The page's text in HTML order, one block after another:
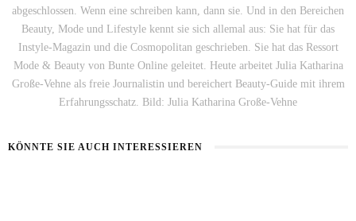
abgeschlossen. Wenn eine schreiben kann, dann sie. Und in den Bereichen
Beauty, Mode und Lifestyle kennt sie sich allemal aus: Sie hat für das
Instyle-Magazin und die Cosmopolitan geschrieben. Sie hat das Ressort
Mode & Beauty von Bunte Online geleitet. Heute arbeitet Julia Katharina
Große-Vehne als freie Journalistin und bereichert Beauty-Guide mit ihrem
Erfahrungsschatz. Bild: Julia Katharina Große-Vehne
KÖNNTE SIE AUCH INTERESSIEREN